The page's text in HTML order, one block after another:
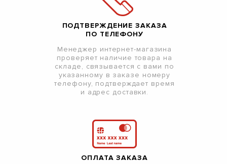
ПОДТВЕРЖДЕНИЕ ЗАКАЗА
ПО ТЕЛЕФОНУ
Менеджер интернет-магазина
проверяет наличие товара на
складе, связывается с вами по
указанному в заказе номеру
телефону, подтверждает время
и адрес доставки.
ОПЛАТА ЗАКАЗА